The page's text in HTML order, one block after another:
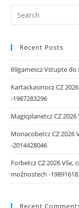
Recent Posts
69gamescz Vstupte
Kartackasinocz CZ
-1987283296
Magicplanetcz CZ
Monacobetcz CZ 2026
-2014428046
Forbetcz CZ 2026
možnostech -
Recent